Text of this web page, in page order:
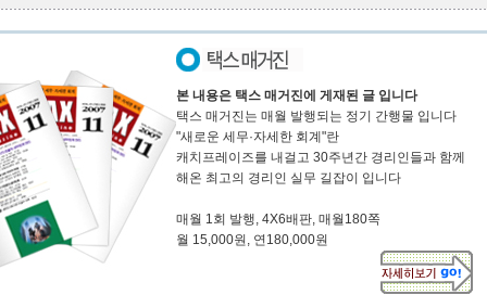
본 내용은 택스 매거진에 게재된 글 입니다
택스 매거진는 매월 발행되는 정기 간행물 입니다
"새로운 세무·자세한 회계"란
캐치프레이즈를 내걸고 30주년간 경리인들과 함께
해온 최고의 경리인 실무 길잡이 입니다
매월 1회 발행, 4X6배판, 매월180쪽
월 15,000원, 연180,000원